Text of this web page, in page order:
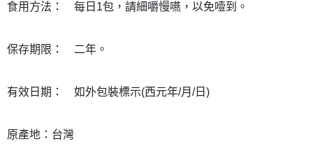
食用方法： 每日1包，請細嚼慢嚥，以免噎到。
保存期限： 二年。
有效日期： 如外包裝標示(西元年/月/日)
原產地：台灣